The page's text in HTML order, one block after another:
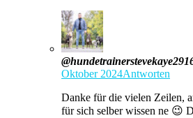
Oktober 2024Antworten
Danke für die vielen Zeilen,
für sich selber wissen ne 😉